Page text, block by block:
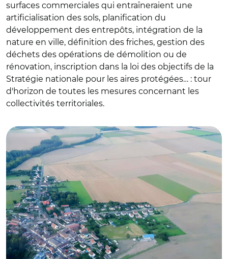
surfaces commerciales qui entraîneraient une
artificialisation des sols, planification du
développement des entrepôts, intégration de la
nature en ville, définition des friches, gestion des
déchets des opérations de démolition ou de
rénovation, inscription dans la loi des objectifs de la
Stratégie nationale pour les aires protégées… : tour
d'horizon de toutes les mesures concernant les
collectivités territoriales.